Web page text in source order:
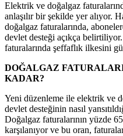
Elektrik ve doğalgaz
anlaşılır bir şekilde yer alıyor.
doğalgaz faturalarında,
devlet desteği açıkça
faturalarında şeffaflık ilkesini
DOĞALGAZ
KADAR?
Yeni düzenleme ile elektrik ve
devlet desteğinin nasıl
Doğalgaz faturalarının yüzde
karşılanıyor ve bu oran,